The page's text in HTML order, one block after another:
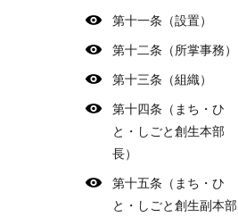
第十一条（設置）
第十二条（所掌事務）
第十三条（組織）
第十四条（まち・ひ
と・しごと創生本部
長）
第十五条（まち・ひ
と・しごと創生副本部